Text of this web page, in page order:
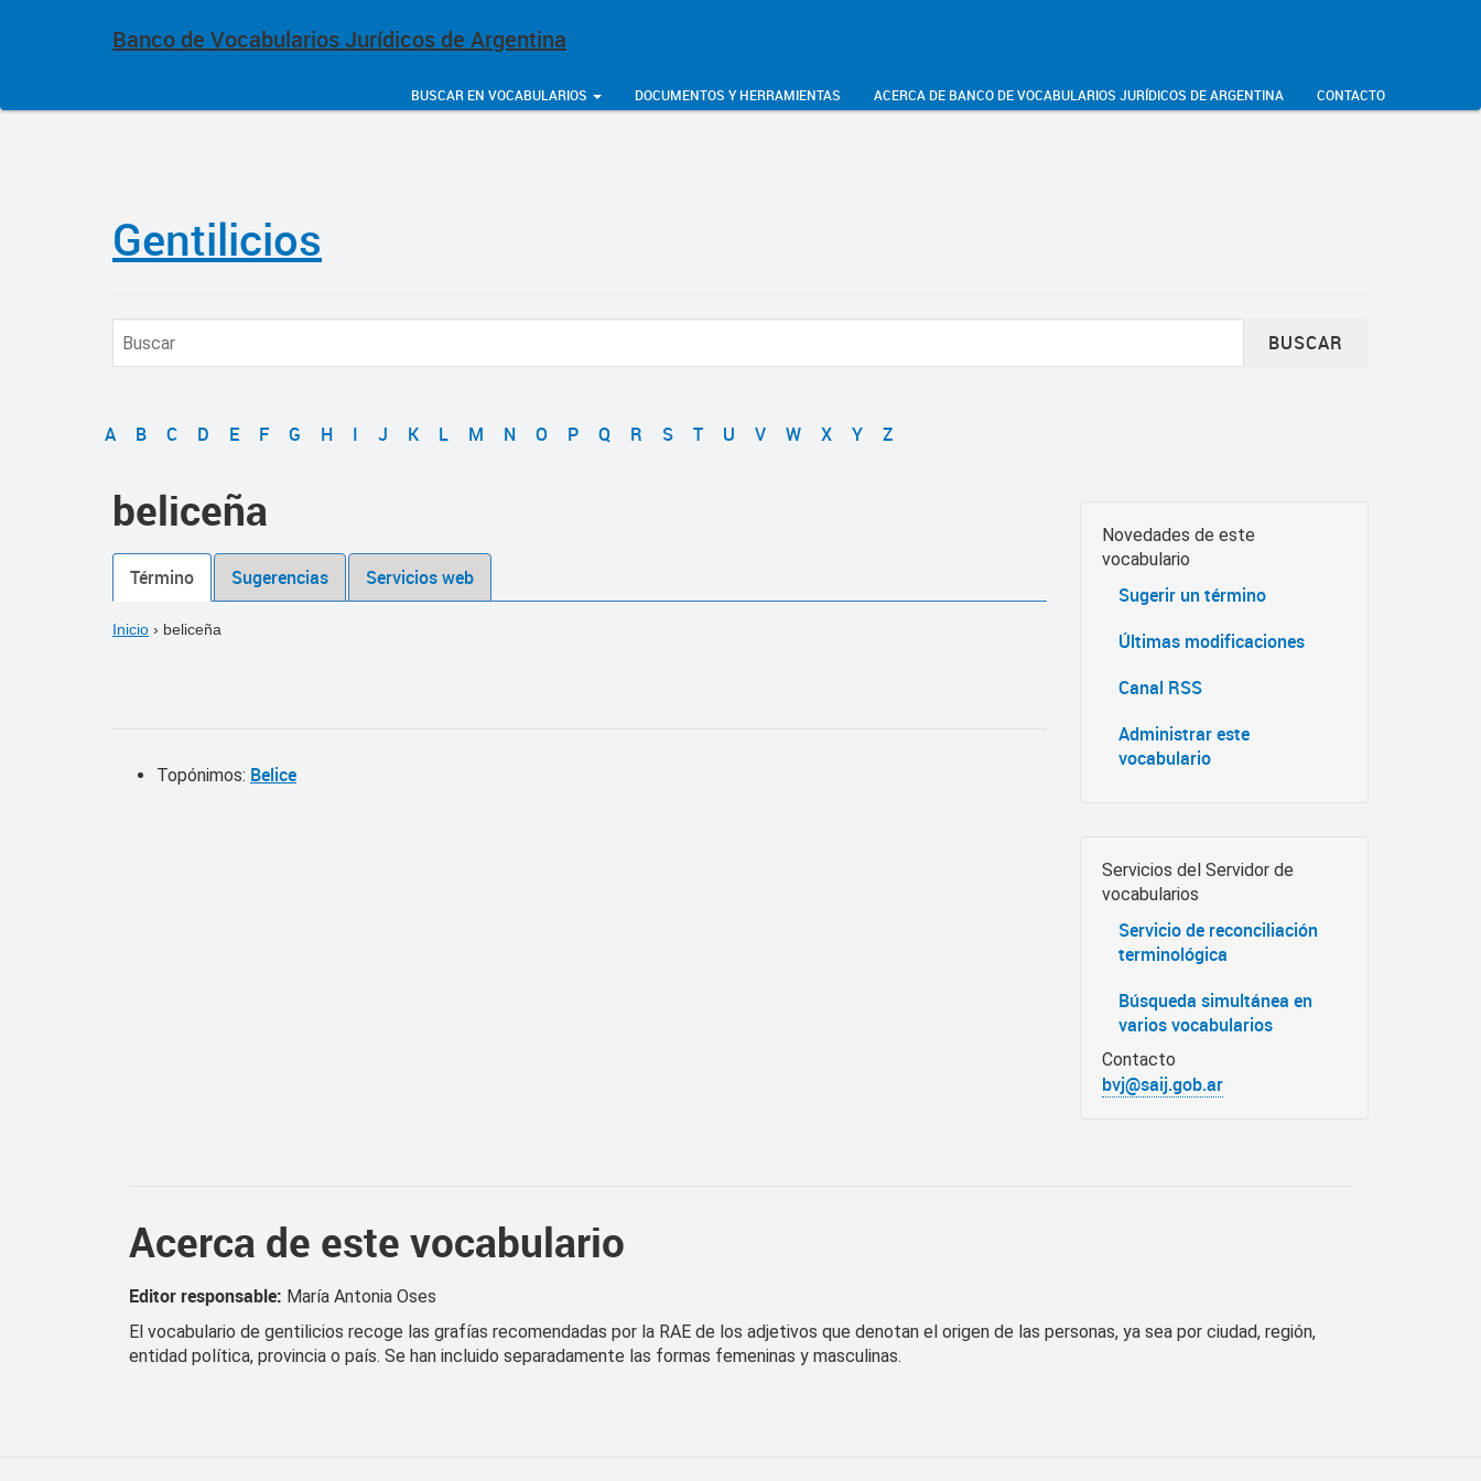
Banco de Vocabularios Jurídicos de Argentina
BUSCAR EN VOCABULARIOS DOCUMENTOS Y HERRAMIENTAS ACERCA DE BANCO DE VOCABULARIOS JURÍDICOS DE ARGENTINA CONTACTO
Gentilicios
BUSCAR
A B C D E F G H I J K L M N O P Q R S T U V W X Y Z
beliceña
Término Sugerencias Servicios web
Inicio › beliceña
Topónimos: Belice
Novedades de este
vocabulario
Sugerir un término
Últimas modificaciones
Canal RSS
Administrar este
vocabulario
Servicios del Servidor de
vocabularios
Servicio de reconciliación
terminológica
Búsqueda simultánea en
varios vocabularios
Contacto
bvj@saij.gob.ar
Acerca de este vocabulario
Editor responsable: María Antonia Oses
El vocabulario de gentilicios recoge las grafías recomendadas por la RAE de los adjetivos que denotan el origen de las personas, ya sea por ciudad, región,
entidad política, provincia o país. Se han incluido separadamente las formas femeninas y masculinas.